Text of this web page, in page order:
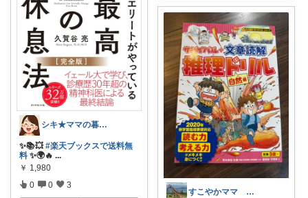
シキ★ママの暮らし、キッズ
✨📚💥#楽天ブックスで送料無
料 ✨🌍🔥 ...
￥ 1,980
0 0 3
すこやかママ 知育とアウトドアが大好き